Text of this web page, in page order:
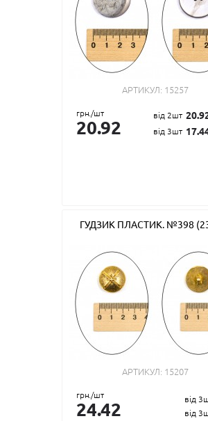
АРТИКУЛ: 15257
грн./шт
20.92
від 2шт
від 3шт
ГУДЗИК ПЛАСТИК. №398
АРТИКУЛ: 15207
грн./шт
24.42 від
від